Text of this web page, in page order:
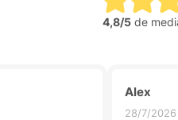
4,8/5 de
Alex
28/7/2026